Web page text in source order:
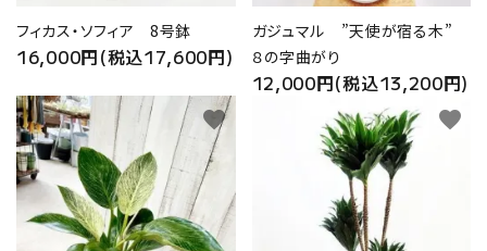
フィカス・ソフィア 8号鉢
16,000円(税込17,600円)
ガジュマル ”天使が宿る木”
８の字曲がり
12,000円(税込13,200円)
favorite favorite